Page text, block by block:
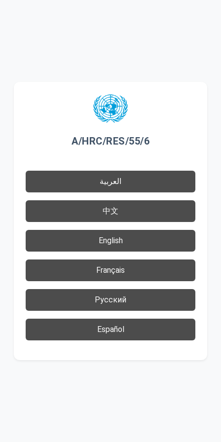
A/HRC/RES/55/6
العربية
中文
English
Français
Русский
Español